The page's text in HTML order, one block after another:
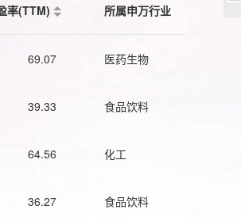
率(TTM) 所属申万行业
69.07 医药生物
39.33 食品饮料
64.56 化工
36.27 食品饮料